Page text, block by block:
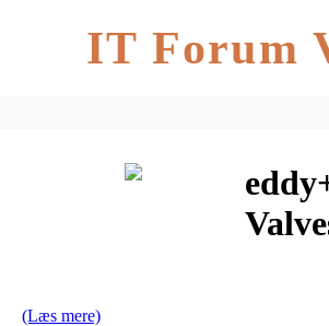
IT Forum
(Læs mere)